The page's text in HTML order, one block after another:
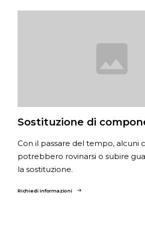
Sostituzione di
Con il passare del tempo, alcuni
potrebbero rovinarsi o subire
la sostituzione.
Richiedi informazioni